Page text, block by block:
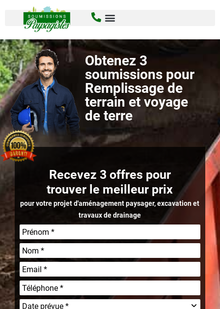
Obtenez 3
soumissions pour
Remplissage de
terrain et voyage
de terre
Recevez 3 offres pour
trouver le meilleur prix
pour votre projet d'aménagement paysager, excavation et
travaux de drainage